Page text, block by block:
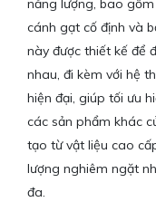
năng lượng, bao
cánh gạt cố định và
này được thiết kế để
nhau, đi kèm với hệ
hiện đại, giúp tối ưu
các sản phẩm khác
tạo từ vật liệu cao
lượng nghiêm ngặt
đa.